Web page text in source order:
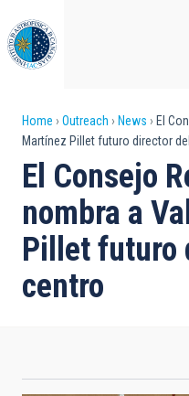
to
main
content
Breadcrumb
Home Outreach News
El
Martínez Pillet futuro director
El Consejo
nombra a
Pillet futuro
centro